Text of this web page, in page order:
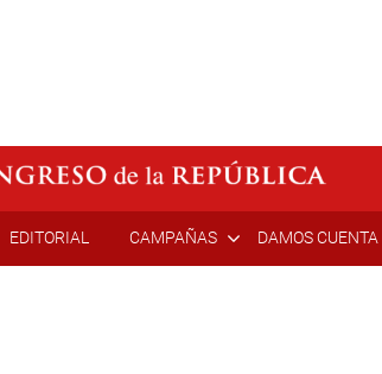
EDITORIAL CAMPAÑAS DAMOS CUENTA